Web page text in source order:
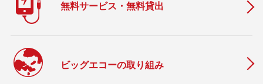
無料サービス・無料貸出
ビッグエコーの取り組み